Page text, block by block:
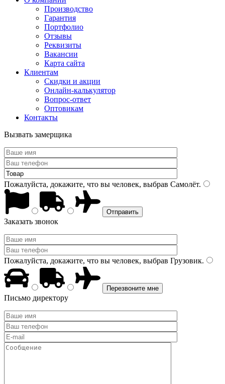
Производство
Гарантия
Портфолио
Отзывы
Реквизиты
Вакансии
Карта сайта
Клиентам
Скидки и акции
Онлайн-калькулятор
Вопрос-ответ
Оптовикам
Контакты
Вызвать замерщика
Пожалуйста, докажите, что вы человек, выбрав Самолёт.
Заказать звонок
Пожалуйста, докажите, что вы человек, выбрав Грузовик.
Письмо директору